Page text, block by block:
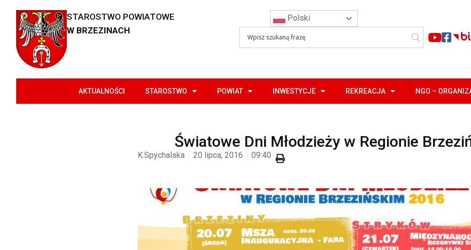
STAROSTWO POWIATOWE
W BRZEZINACH
Polski
AKTUALNOŚCI STAROSTWO POWIAT INWESTYCJE REKREACJA NGO –
Światowe Dni Młodzieży w Regionie
K.Spychalska 20 lipca, 2016 09:40